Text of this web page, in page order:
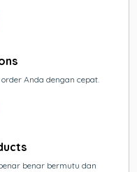
Anda dengan cepat.
benar bermutu dan